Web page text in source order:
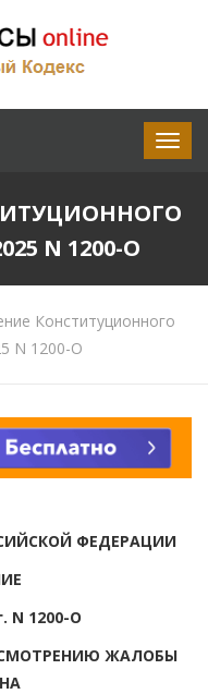
N 1200-О
Конституционного
N 1200-О
ФЕДЕРАЦИИ
N 1200-О
ЖАЛОБЫ